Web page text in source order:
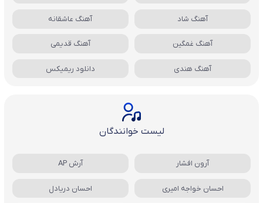
آهنگ شاد آهنگ عاشقانه
آهنگ غمگین آهنگ قدیمی
آهنگ هندی دانلود ریمیکس
لیست خوانندگان
آرون افشار آرش AP
احسان خواجه امیری احسان دریادل